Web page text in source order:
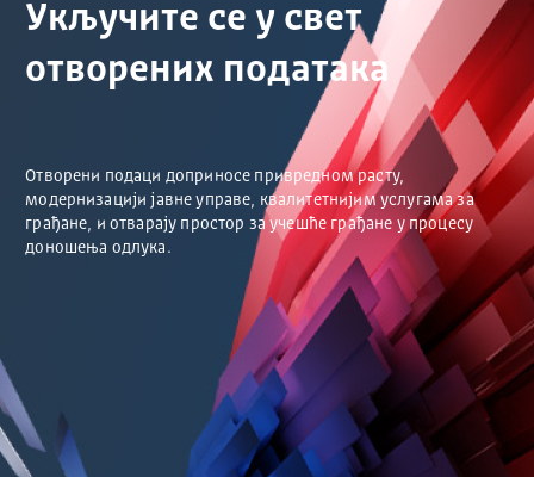
Укључите се у свет
отворених података
Отворени подаци доприносе привредном расту,
модернизацији јавне управе, квалитетнијим услугама за
грађане, и отварају простор за учешће грађане у процесу
доношења одлука.